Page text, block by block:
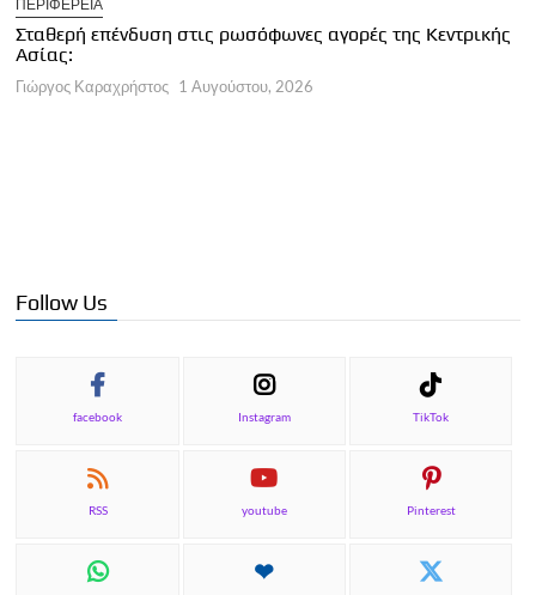
ΠΕΡΙΦΕΡΕΙΑ
Σταθερή επένδυση στις ρωσόφωνες αγορές της Κεντρικής
Ασίας:
Γιώργος Καραχρήστος 1 Αυγούστου, 2026
Follow Us
facebook Instagram TikTok
RSS youtube Pinterest